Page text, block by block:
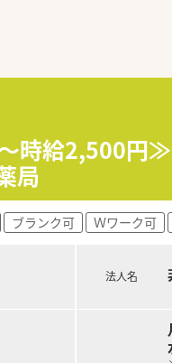
～時給2,500
局
ブランク可 Ｗワーク可
法人名